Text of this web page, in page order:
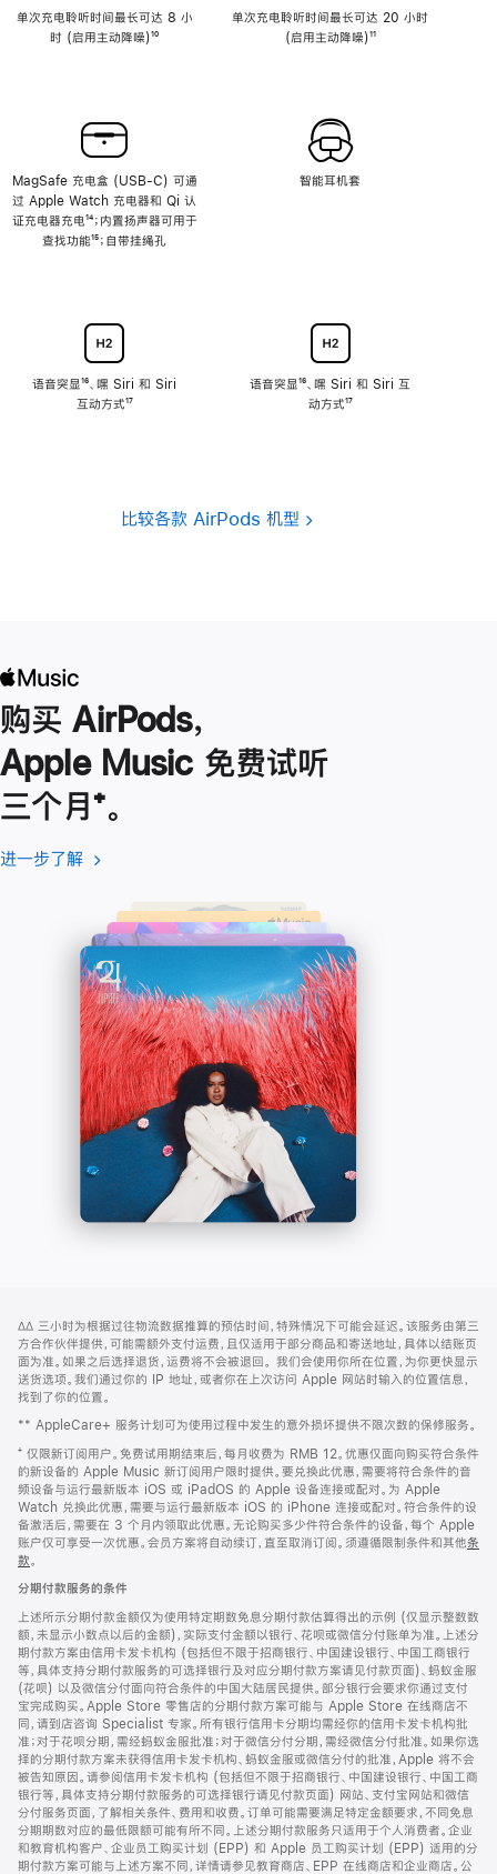
单次充电聆听时间最长可达 8 小
时 (启用主动降噪)脚
¹⁰
MagSafe 充电盒 (USB-C) 可通
过 Apple Watch 充电器和 Qi 认
证充电器充电脚
注
¹⁴；内置扬声器可用于
查找功能脚
¹⁵；自带挂绳孔
语音突显脚
注
¹⁶、嘿 Siri 和 Siri
互动方式脚
¹⁷
单次充电聆听时间最长可达 20 小时
(启用主动降噪)脚
¹¹
智能耳机套
语音突显脚
注
¹⁶、嘿 Siri 和 Siri 互
动方式脚
¹⁷
比较各款 AirPods 机型
购买 AirPods，
Apple Music 免费试听
三个月脚
注
⁺。
进一步了解 进
了
解
-
Apple
Music
(在
口
中
打
开)
页
页
脚
注
∆∆ 三小时为根据过往物流数据推算的预估时间，特殊情况下可能会延迟。该服务由第三
方合作伙伴提供，可能需额外支付运费，且仅适用于部分商品和寄送地址，具体以结账页
面为准。如果之后选择退货，运费将不会被退回。 我们会使用你所在位置，为你更快显示
送货选项。我们通过你的 IP 地址，或者你在上次访问 Apple 网站时输入的位置信息，
找到了你的位置。
** AppleCare+ 服务计划可为使用过程中发生的意外损坏提供不限次数的保修服务。
⁺ 仅限新订阅用户。免费试用期结束后，每月收费为 RMB 12。优惠仅面向购买符合条件
的新设备的 Apple Music 新订阅用户限时提供。要兑换此优惠，需要将符合条件的音
频设备与运行最新版本 iOS 或 iPadOS 的 Apple 设备连接或配对。为 Apple
Watch 兑换此优惠，需要与运行最新版本 iOS 的 iPhone 连接或配对。符合条件的设
备激活后，需要在 3 个月内领取此优惠。无论购买多少件符合条件的设备，每个 Apple
账户仅可享受一次优惠。会员方案将自动续订，直至取消订阅。须遵循限制条件和其他条
款。
窗
口
中
打
开)
分期付款服务的条件
上述所示分期付款金额仅为使用特定期数免息分期付款估算得出的示例 (仅显示整数数
额，未显示小数点以后的金额)，实际支付金额以银行、花呗或微信分付账单为准。上述分
期付款方案由信用卡发卡机构 (包括但不限于招商银行、中国建设银行、中国工商银行
等，具体支持分期付款服务的可选择银行及对应分期付款方案请见付款页面)、蚂蚁金服
(花呗) 以及微信分付面向符合条件的中国大陆居民提供。部分银行会要求你通过支付
宝完成购买。Apple Store 零售店的分期付款方案可能与 Apple Store 在线商店不
同，请到店咨询 Specialist 专家。所有银行信用卡分期均需经你的信用卡发卡机构批
准；对于花呗分期，需经蚂蚁金服批准；对于微信分付分期，需经微信分付批准。如果你选
择的分期付款方案未获得信用卡发卡机构、蚂蚁金服或微信分付的批准，Apple 将不会
被告知原因。请参阅信用卡发卡机构 (包括但不限于招商银行、中国建设银行、中国工商
银行等，具体支持分期付款服务的可选择银行请见付款页面) 网站、支付宝网站和微信
分付服务页面，了解相关条件、费用和收费。订单可能需要满足特定金额要求，不同免息
分期期数对应的最低限额可能有所不同。上述分期付款服务只适用于个人消费者。企业
和教育机构客户、企业员工购买计划 (EPP) 和 Apple 员工购买计划 (EPP) 适用的分
期付款方案可能与上述方案不同，详情请参见教育商店、EPP 在线商店和企业商店。公